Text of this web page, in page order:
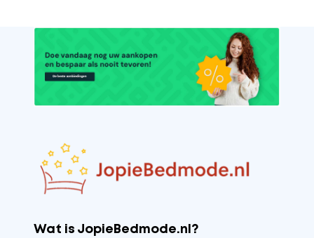
Wat is JopieBedmode.nl?